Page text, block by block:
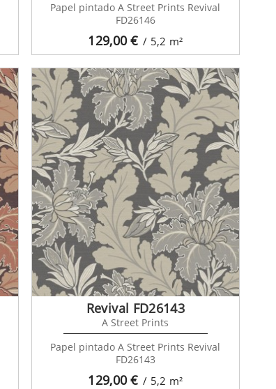
129,00 € / 5,2 m²
Papel pintado A Street Prints Revival
FD26146
129,00 € / 5,2 m²
Revival FD26143
A Street Prints
Papel pintado A Street Prints Revival
FD26143